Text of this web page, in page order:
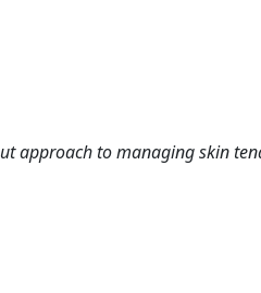
approach to managing skin